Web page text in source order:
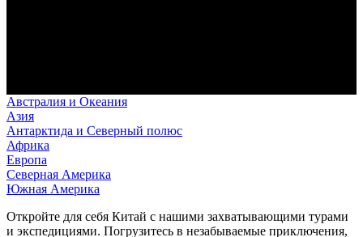
Австралия и Океания
Азия
Антарктида и Северный полюс
Африка
Европа
Северная Америка
Южная Америка
Откройте для себя Китай с нашими захватывающими турами
и экспедициями. Погрузитесь в незабываемые приключения,